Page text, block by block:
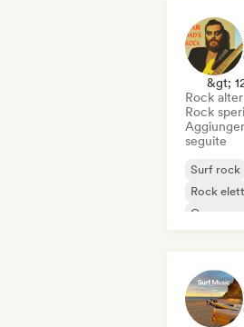
&gt;
Rock
Rock
seguite
Surf rock
Rock
Garage